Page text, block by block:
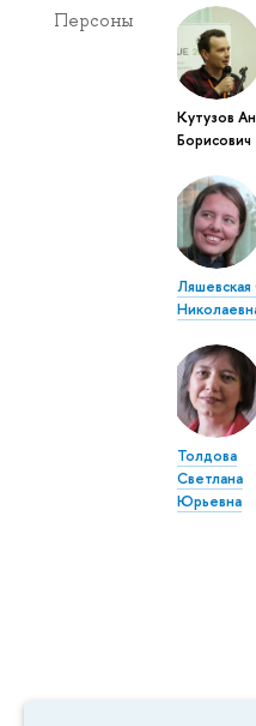
Персоны
Кутузов
Борисович
Ляшевская
Толдова
Светлана
Юрьевна